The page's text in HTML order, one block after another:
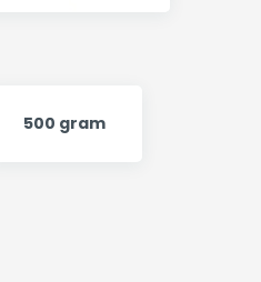
500 gram